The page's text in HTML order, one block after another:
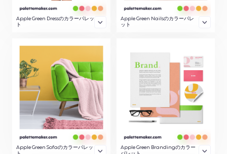
Apple Green Dressのカラーパレッ
ト
Apple Green Nailsのカラーパレ
ット
Apple Green Sofaのカラーパレッ
Apple Green Brandingのカラー